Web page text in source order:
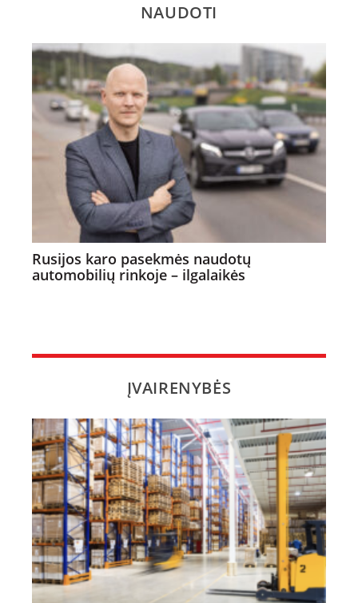
NAUDOTI
Rusijos karo pasekmės naudotų
automobilių rinkoje – ilgalaikės
ĮVAIRENYBĖS